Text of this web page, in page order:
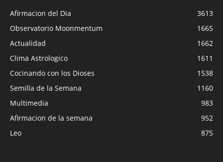
Afirmacion del Dia
3613
Observatorio Moonmentum
1665
Actualidad
1662
Clima Astrologico
1611
Cocinando con los Dioses
1538
Semilla de la Semana
1160
Multimedia
983
Afirmacion de la semana
952
Leo
875